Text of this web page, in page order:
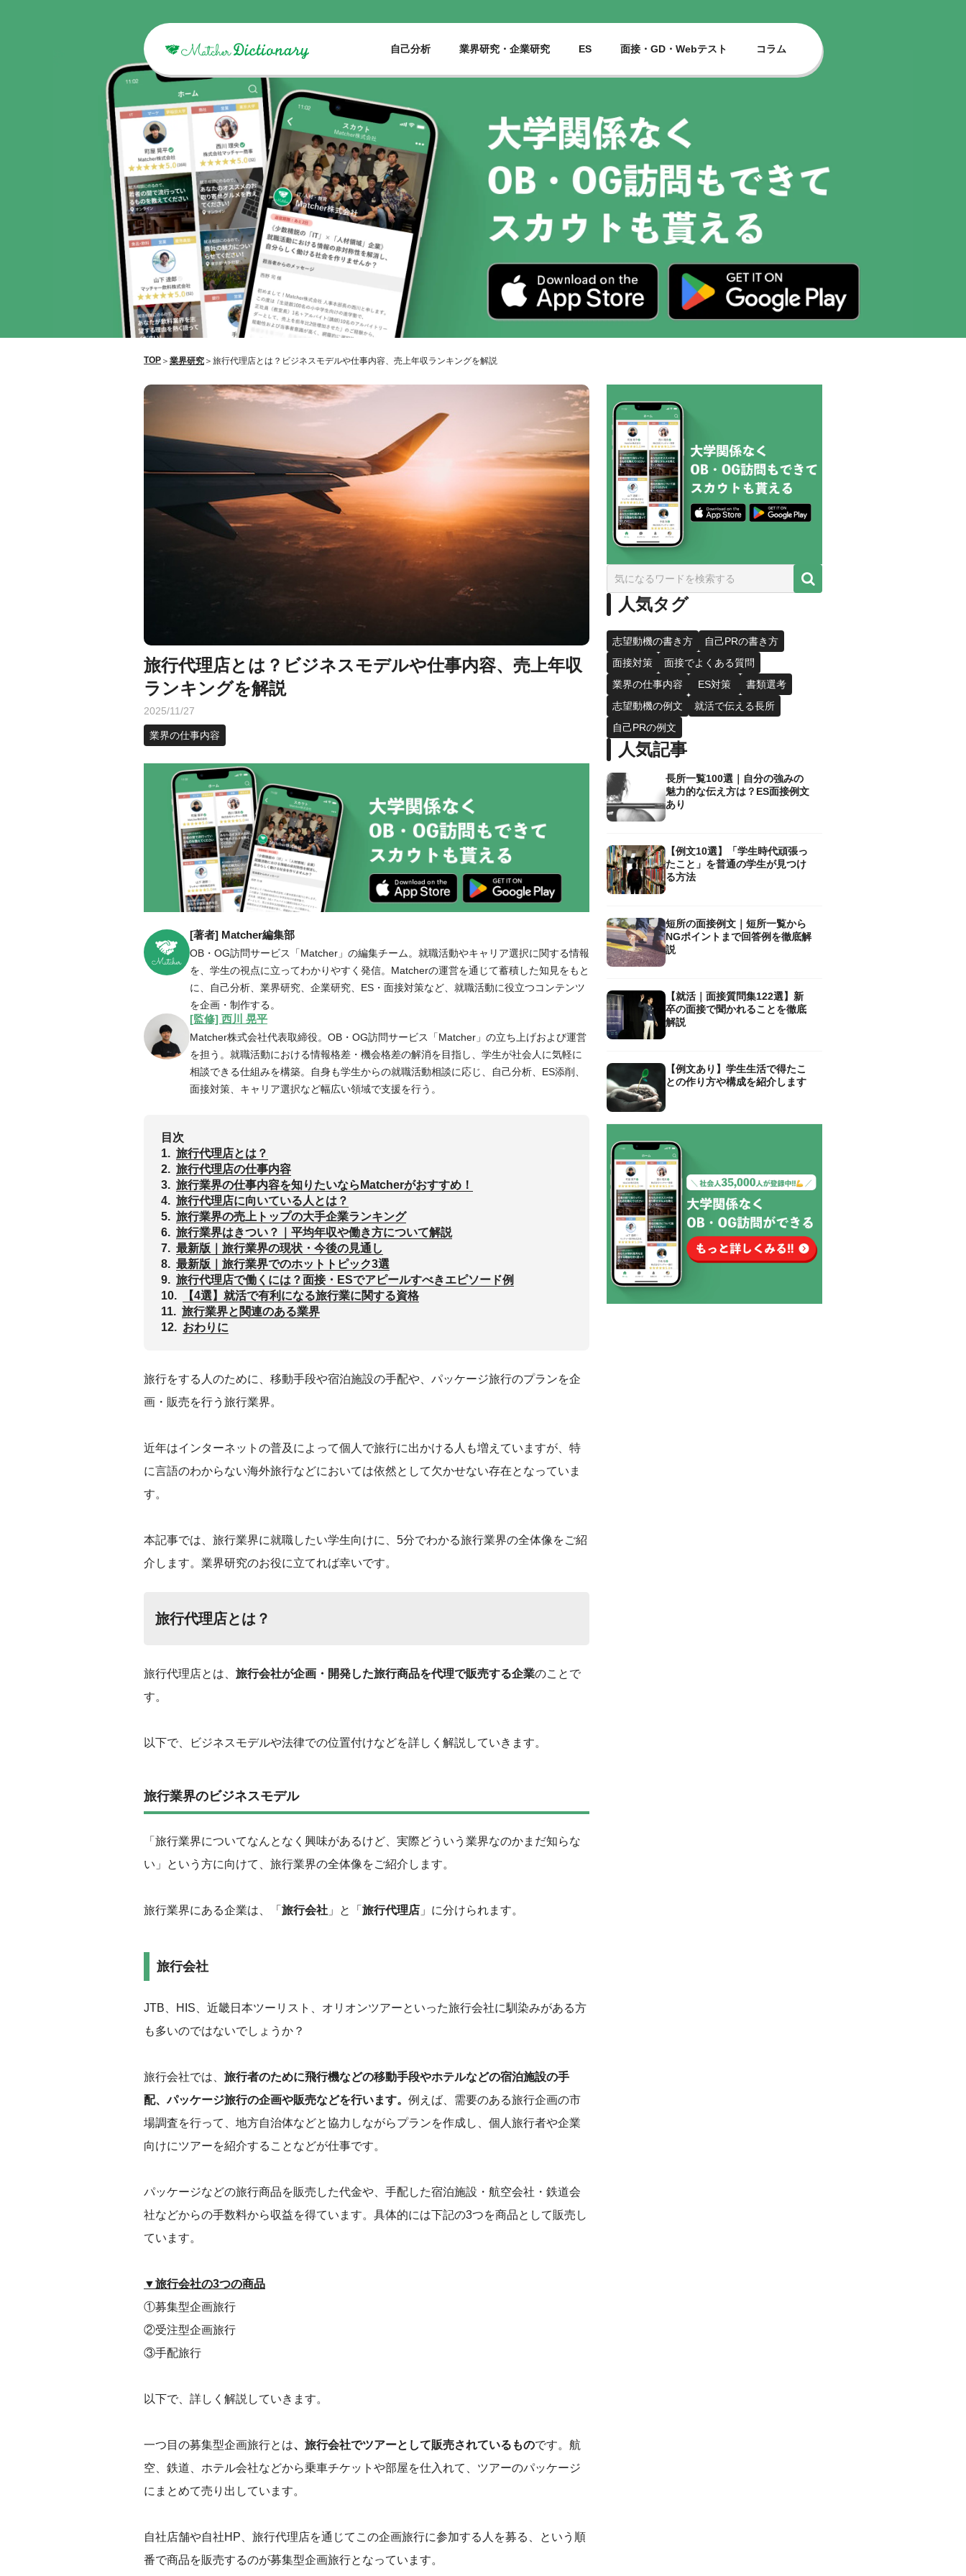
自己分析 業界研究・企業研究 ES 面接・GD・Webテスト コラム
TOP ＞ 業界研究 ＞ 旅行代理店とは？ビジネスモデルや仕事内容、売上年収ランキングを解説
旅行代理店とは？ビジネスモデルや仕事内容、売上年収
ランキングを解説
2025/11/27
業界の仕事内容
[著者] Matcher編集部
OB・OG訪問サービス「Matcher」の編集チーム。就職活動やキャリア選択に関する情報
を、学生の視点に立ってわかりやすく発信。Matcherの運営を通じて蓄積した知見をもと
に、自己分析、業界研究、企業研究、ES・面接対策など、就職活動に役立つコンテンツ
を企画・制作する。
[監修] 西川 晃平
Matcher株式会社代表取締役。OB・OG訪問サービス「Matcher」の立ち上げおよび運営
を担う。就職活動における情報格差・機会格差の解消を目指し、学生が社会人に気軽に
相談できる仕組みを構築。自身も学生からの就職活動相談に応じ、自己分析、ES添削、
面接対策、キャリア選択など幅広い領域で支援を行う。
目次
1. 旅行代理店とは？
2. 旅行代理店の仕事内容
3. 旅行業界の仕事内容を知りたいならMatcherがおすすめ！
4. 旅行代理店に向いている人とは？
5. 旅行業界の売上トップの大手企業ランキング
6. 旅行業界はきつい？｜平均年収や働き方について解説
7. 最新版｜旅行業界の現状・今後の見通し
8. 最新版｜旅行業界でのホットトピック3選
9. 旅行代理店で働くには？面接・ESでアピールすべきエピソード例
10.
【4選】就活で有利になる旅行業に関する資格
11. 旅行業界と関連のある業界
12. おわりに
旅行をする人のために、移動手段や宿泊施設の手配や、パッケージ旅行のプランを企
画・販売を行う旅行業界。
近年はインターネットの普及によって個人で旅行に出かける人も増えていますが、特
に言語のわからない海外旅行などにおいては依然として欠かせない存在となっていま
す。
本記事では、旅行業界に就職したい学生向けに、5分でわかる旅行業界の全体像をご紹
介します。業界研究のお役に立てれば幸いです。
旅行代理店とは？
旅行代理店とは、 旅行会社が企画・開発した旅行商品を代理で販売する企業のことで
す。
以下で、ビジネスモデルや法律での位置付けなどを詳しく解説していきます。
旅行業界のビジネスモデル
「旅行業界についてなんとなく興味があるけど、実際どういう業界なのかまだ知らな
い」という方に向けて、旅行業界の全体像をご紹介します。
旅行業界にある企業は、「 旅行会社 」と「 旅行代理店 」に分けられます。
旅行会社
‌JTB、HIS、近畿日本ツーリスト、オリオンツアーといった旅行会社に馴染みがある方
も多いのではないでしょうか？
旅行会社では、 旅行者のために飛行機などの移動手段やホテルなどの宿泊施設の手
配、パッケージ旅行の企画や販売などを行います。 例えば、需要のある旅行企画の市
場調査を行って、地方自治体などと協力しながらプランを作成し、個人旅行者や企業
向けにツアーを紹介することなどが仕事です。
パッケージなどの旅行商品を販売した代金や、手配した宿泊施設・航空会社・鉄道会
社などからの手数料から収益を得ています。具体的には下記の3つを商品として販売し
ています。
▼旅行会社の3つの商品
①募集型企画旅行
②受注型企画旅行
③手配旅行
以下で、詳しく解説していきます。
一つ目の募集型企画旅行とは、旅行会社でツアーとして販売されているものです。航
空、鉄道、ホテル会社などから乗車チケットや部屋を仕入れて、ツアーのパッケージ
にまとめて売り出しています。
自社店舗や自社HP、旅行代理店を通じてこの企画旅行に参加する人を募る、という順
番で商品を販売するのが募集型企画旅行となっています。
人気タグ
志望動機の書き方
自己PRの書き方
面接対策
面接でよくある質問
業界の仕事内容
ES対策
書類選考
志望動機の例文
就活で伝える長所
自己PRの例文
人気記事
長所一覧100選｜自分の強みの
魅力的な伝え方は？ES面接例文
あり
【例文10選】「学生時代頑張っ
たこと」を普通の学生が見つけ
る方法
短所の面接例文｜短所一覧から
NGポイントまで回答例を徹底解
説
【就活｜面接質問集122選】新
卒の面接で聞かれることを徹底
解説
【例文あり】学生生活で得たこ
との作り方や構成を紹介します